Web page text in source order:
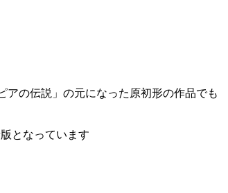
アの伝説」の元になった原初形の作品でも
となっています